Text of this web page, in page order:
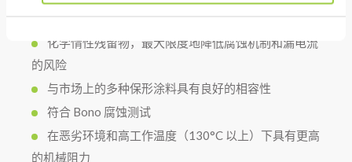
化学惰性残留物，最大限度地降低腐蚀机制和漏电流
的风险
与市场上的多种保形涂料具有良好的相容性
符合 Bono 腐蚀测试
在恶劣环境和高工作温度（130°C 以上）下具有更高
的机械阻力